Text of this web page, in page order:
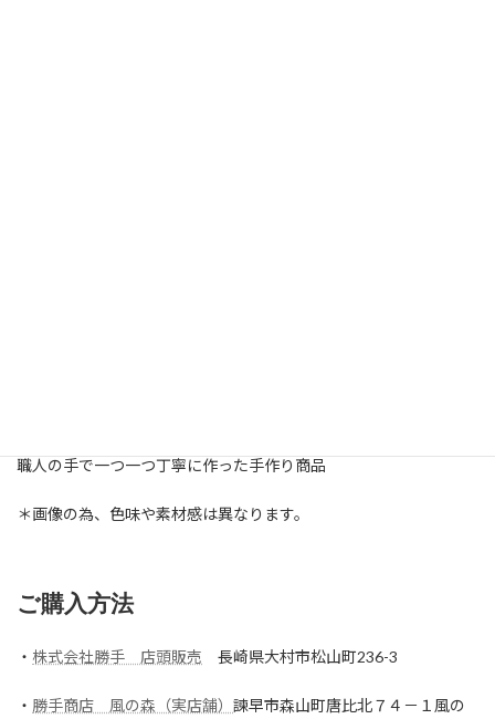
職人の手で一つ一つ丁寧に作った手作り商品
＊画像の為、色味や素材感は異なります。
ご購入方法
・ 株式会社勝手 店頭販売 長崎県大村市松山町236-3
・ 勝手商店 風の森（実店舗） 諫早市森山町唐比北７４－１風の